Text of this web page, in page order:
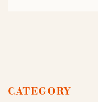
CATEGORY